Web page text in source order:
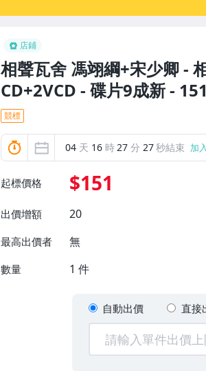
店鋪
相聲瓦舍 馮翊綱+宋少卿 -
CD+2VCD - 碟片9成新 -
競標
04 天 16 時27 分 25秒結束 加
起標價格 $151
出價增額 20
最高出價者 無
數量 1 件
自動出價 直接